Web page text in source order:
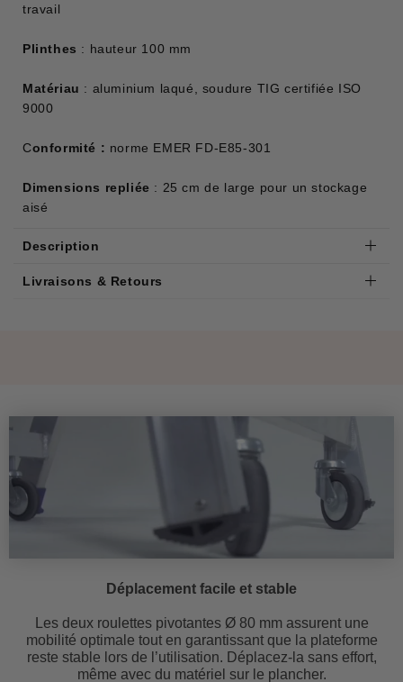
travail
Plinthes : hauteur 100 mm
Matériau : aluminium laqué, soudure TIG certifiée ISO
9000
Conformité : norme EMER FD-E85-301
Dimensions repliée : 25 cm de large pour un stockage
aisé
Description
Livraisons & Retours
Déplacement facile et stable
Les deux roulettes pivotantes Ø 80 mm assurent une
mobilité optimale tout en garantissant que la plateforme
reste stable lors de l’utilisation. Déplacez-la sans effort,
même avec du matériel sur le plancher.